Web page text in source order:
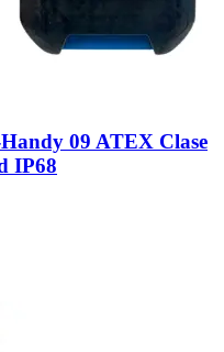
09 ATEX Clase
IP68